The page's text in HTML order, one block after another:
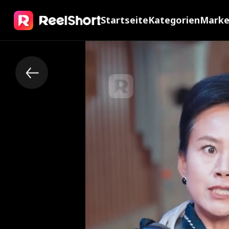
StartseiteKategorienMarke